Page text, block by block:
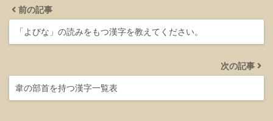
前の記事
「よびな」の読みをもつ漢字を教えてください。
次の記事
韋の部首を持つ漢字一覧表